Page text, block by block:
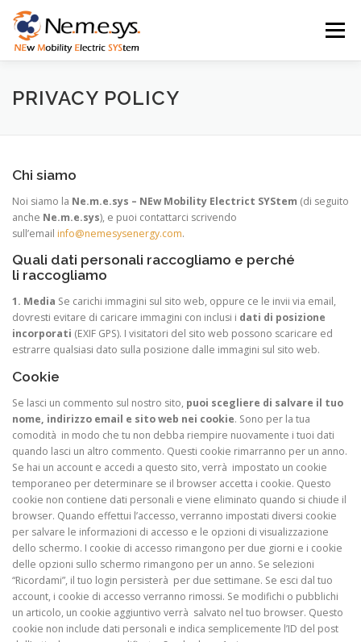
contenuto
Menu
CHI SIAMO PARTNER
PRIVACY POLICY
Chi siamo
Noi siamo la Ne.m.e.sys – NEw Mobility Electrict SYStem (di seguito
anche Ne.m.e.sys), e puoi contattarci scrivendo
sull’email info@nemesysenergy.com.
Quali dati personali raccogliamo e perché
li raccogliamo
1. Media Se carichi immagini sul sito web, oppure ce le invii via email,
dovresti evitare di caricare immagini con inclusi i dati di posizione
incorporati (EXIF GPS). I visitatori del sito web possono scaricare ed
estrarre qualsiasi dato sulla posizione dalle immagini sul sito web.
Cookie
Se lasci un commento sul nostro sito, puoi scegliere di salvare il tuo
nome, indirizzo email e sito web nei cookie. Sono per la tua
comodità in modo che tu non debba riempire nuovamente i tuoi dati
quando lasci un altro commento. Questi cookie rimarranno per un anno.
Se hai un account e accedi a questo sito, verrà impostato un cookie
temporaneo per determinare se il browser accetta i cookie. Questo
cookie non contiene dati personali e viene eliminato quando si chiude il
browser. Quando effettui l’accesso, verranno impostati diversi cookie
per salvare le informazioni di accesso e le opzioni di visualizzazione
dello schermo. I cookie di accesso rimangono per due giorni e i cookie
delle opzioni sullo schermo rimangono per un anno. Se selezioni
“Ricordami”, il tuo login persisterà per due settimane. Se esci dal tuo
account, i cookie di accesso verranno rimossi. Se modifichi o pubblichi
un articolo, un cookie aggiuntivo verrà salvato nel tuo browser. Questo
cookie non include dati personali e indica semplicemente l’ID del post